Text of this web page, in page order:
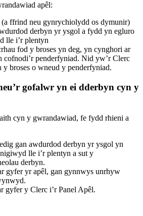
apêl:
ffrind neu gynrychiolydd os dymunir)
derbyn yr ysgol a fydd yn egluro
lle i’r plentyn
fod y broses yn deg, yn cynghori ar
cofnodi’r penderfyniad. Nid yw’r Clerc
broses o wneud y penderfyniad.
gofalwr yn ei dderbyn cyn y
cyn y gwrandawiad, fe fydd rhieni a
gan awdurdod derbyn yr ysgol yn
lle i’r plentyn a sut y
derbyn.
gyfer yr apêl, gan gynnwys unrhyw
gyfer y Clerc i’r Panel Apêl.